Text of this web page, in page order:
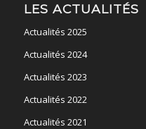
LES ACTUALITÉS
Actualités 2025
Actualités 2024
Actualités 2023
Actualités 2022
Actualités 2021